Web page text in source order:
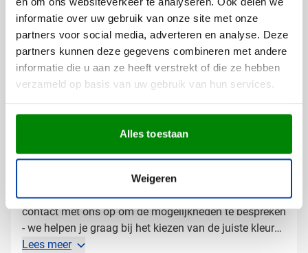
informatie over uw gebruik van onze site met onze
partners voor social media, adverteren en analyse. Deze
partners kunnen deze gegevens combineren met andere
informatie die u aan ze heeft verstrekt of die ze hebben
verzameld op basis van uw gebruik van hun services.
Alles toestaan
Weigeren
Op de meest zichtbare plek voor maximale exposure
Door de ruime bedrukoppervlakte komt jouw
boodschap altijd goed uit. De full color bedrukking
zorgt ervoor dat zelfs complexe logo's en afbeeldingen
haarscherp worden weergegeven.
Gratis digitaal voorbeeld van je
Benieuwd hoe jouw logo eruit ziet op een
fietszadelhoes? Vraag een gratis digitaal voorbeeld
aan en weet precies wat je kunt verwachten. Neem
contact met ons op om de mogelijkheden te bespreken
- we helpen je graag bij het kiezen van de juiste kleur
en bedrukking voor jouw marketingactie.
Lees meer